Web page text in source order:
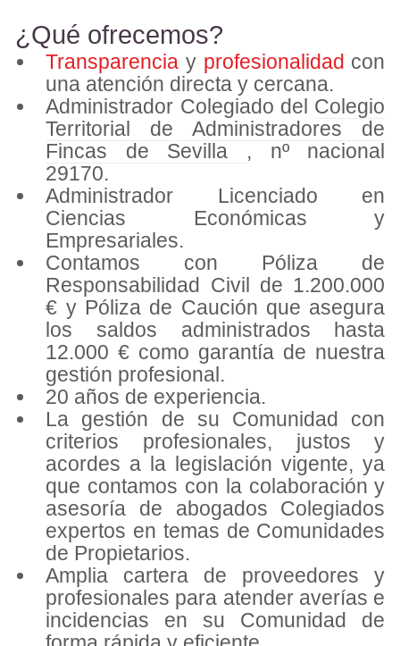
¿Qué ofrecemos?
Transparencia y profesionalidad con
una atención directa y cercana.
Administrador Colegiado del Colegio
Territorial de Administradores de
Fincas de Sevilla , nº nacional
29170.
Administrador Licenciado en
Ciencias Económicas y
Empresariales.
Contamos con Póliza de
Responsabilidad Civil de 1.200.000
€ y Póliza de Caución que asegura
los saldos administrados hasta
12.000 € como garantía de nuestra
gestión profesional.
20 años de experiencia.
La gestión de su Comunidad con
criterios profesionales, justos y
acordes a la legislación vigente, ya
que contamos con la colaboración y
asesoría de abogados Colegiados
expertos en temas de Comunidades
de Propietarios.
Amplia cartera de proveedores y
profesionales para atender averías e
incidencias en su Comunidad de